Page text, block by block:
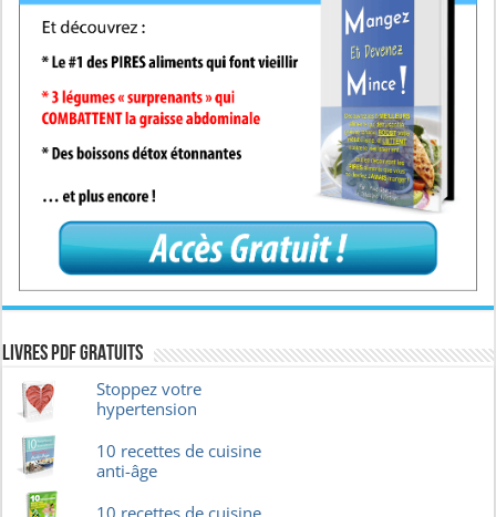
Livres pdf GRATUITS
Stoppez votre
hypertension
10 recettes de cuisine
anti-âge
10 recettes de cuisine